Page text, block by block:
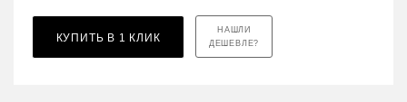
КУПИТЬ В 1 КЛИК
НАШЛИ
ДЕШЕВЛЕ?